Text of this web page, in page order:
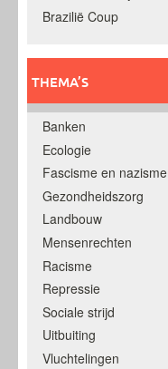
Brazilië Coup
THEMA’S
Banken
Ecologie
Fascisme en nazisme
Gezondheidszorg
Landbouw
Mensenrechten
Racisme
Repressie
Sociale strijd
Uitbuiting
Vluchtelingen